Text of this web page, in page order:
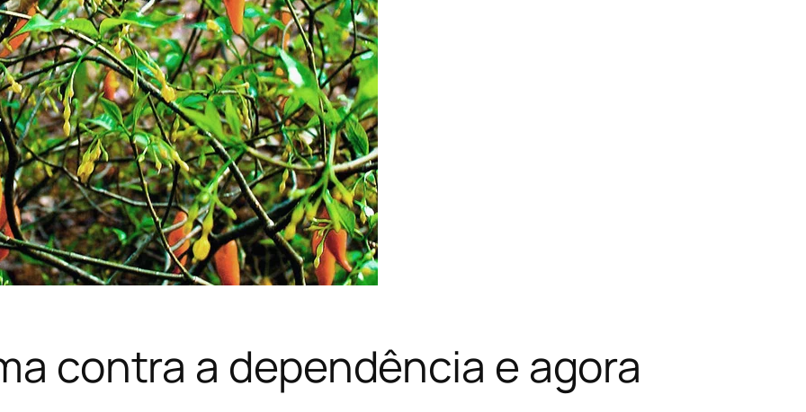
contra a dependência e agora